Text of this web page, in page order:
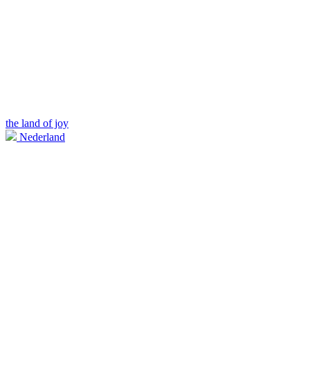
the land of joy
Nederland